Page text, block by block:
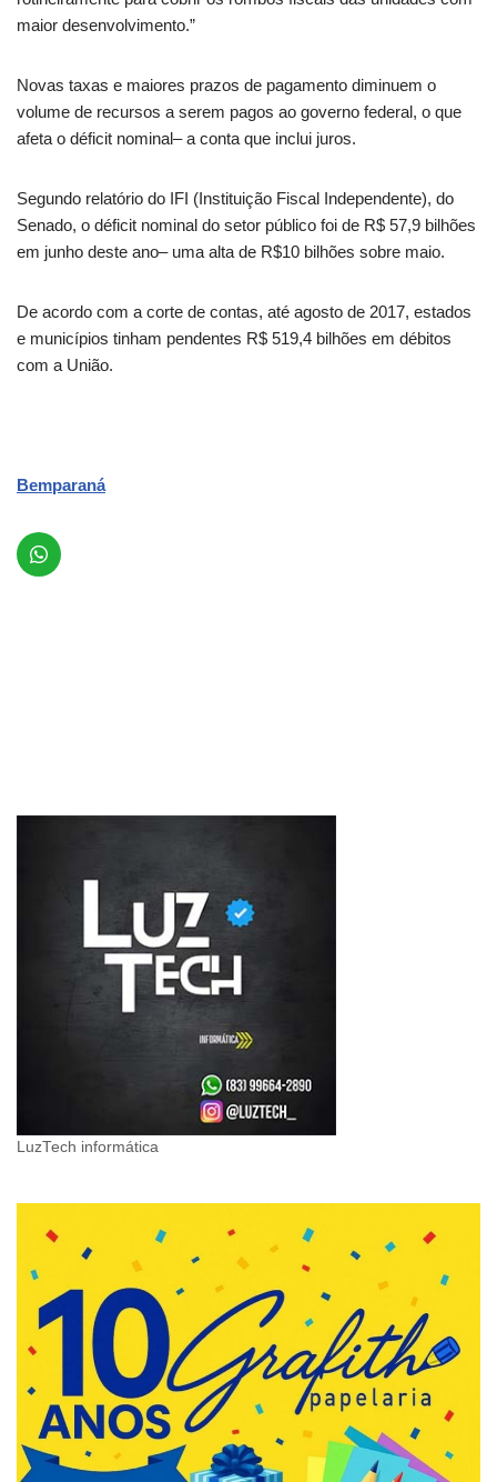
maior desenvolvimento.”
Novas taxas e maiores prazos de pagamento diminuem o
volume de recursos a serem pagos ao governo federal, o que
afeta o déficit nominal– a conta que inclui juros.
Segundo relatório do IFI (Instituição Fiscal Independente), do
Senado, o déficit nominal do setor público foi de R$ 57,9 bilhões
em junho deste ano– uma alta de R$10 bilhões sobre maio.
De acordo com a corte de contas, até agosto de 2017, estados
e municípios tinham pendentes R$ 519,4 bilhões em débitos
com a União.
Bemparaná
LuzTech informática